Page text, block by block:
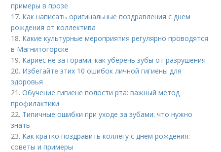
примеры в прозе
17. Как написать оригинальные поздравления с днем
рождения от коллектива
18. Какие культурные мероприятия регулярно проводятся
в Магнитогорске
19. Кариес не за горами: как уберечь зубы от разрушения
20. Избегайте этих 10 ошибок личной гигиены для
здоровья
21.Обучение гигиене полости рта: важный метод
профилактики
22. Типичные ошибки при уходе за зубами: что нужно
знать
23. Как кратко поздравить коллегу с днем рождения:
советы и примеры